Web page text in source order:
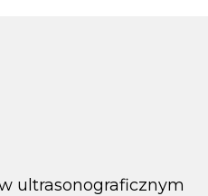
ultrasonograficznym